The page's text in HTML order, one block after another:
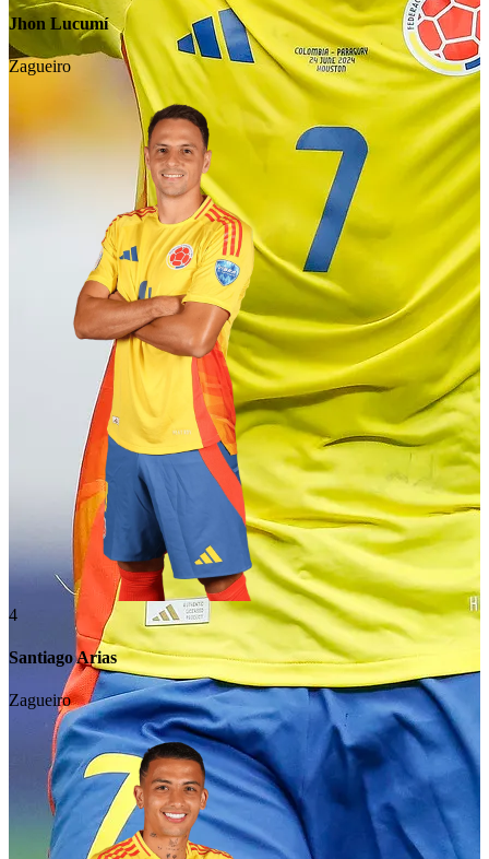
Jhon Lucumí
Zagueiro
4
Santiago Arias
Zagueiro